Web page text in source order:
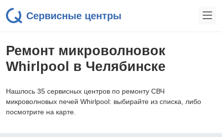
Сервисные центры
Ремонт микроволновок
Whirlpool в Челябинске
Нашлось 35 сервисных центров по ремонту СВЧ
микроволновых печей Whirlpool: выбирайте из списка, либо
посмотрите на карте.